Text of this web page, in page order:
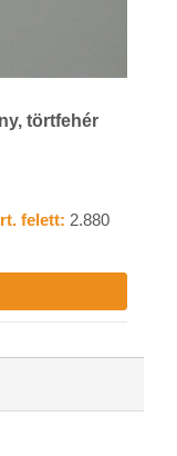
törtfehér
felett: 2.880